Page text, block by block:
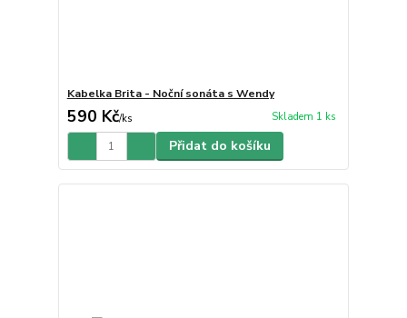
Kabelka Brita - Noční sonáta s Wendy
590 Kč/ks Skladem 1 ks
Přidat do košíku